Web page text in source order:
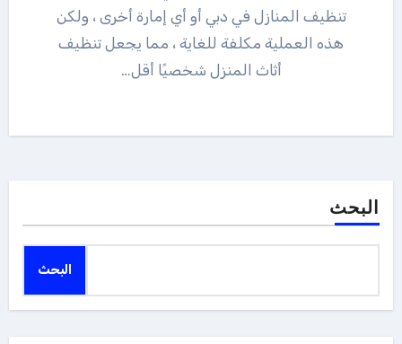
تنظيف المنازل في دبي أو أي إمارة أخرى ، ولكن
هذه العملية مكلفة للغاية ، مما يجعل تنظيف
أثاث المنزل شخصيًا أقل…
البحث
البحث